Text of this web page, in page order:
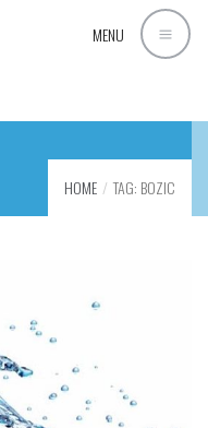
MENU
HOME TAG: BOZIC